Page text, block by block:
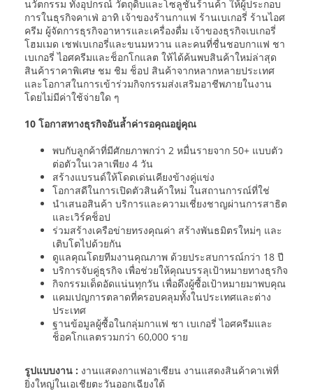
นวัตกรรม ทั้งอุปกรณ์ วัตถุดิบและโซลูชั่นร้านค้า ให้ผู้ประกอบ
การในธุรกิจคาเฟ่ อาทิ เจ้าของร้านกาแฟ ร้านเบเกอรี่ ร้านไอศ
ครีม ผู้จัดการธุรกิจอาหารและเครื่องดื่ม เจ้าของธุรกิจเบเกอรี่
โฮมเมด เชฟเบเกอรี่และขนมหวาน และคนที่ชื่นชอบกาแฟ ชา
เบเกอรี่ ไอศครีมและช็อกโกแลต ให้ได้ค้นพบสินค้าใหม่ล่าสุด
สินค้าราคาพิเศษ ชม ชิม ช็อป สินค้าจากหลากหลายประเทศ
และโอกาสในการเข้าร่วมกิจกรรมส่งเสริมอาชีพภายในงาน
โดยไม่มีค่าใช้จ่ายใด ๆ
10 โอกาสทางธุรกิจอันล้ำค่ารอคุณอยู่คุณ
พบกับลูกค้าที่มีศักยภาพกว่า 2 หมื่นรายจาก 50+ แบบตัว
ต่อตัวในเวลาเพียง 4 วัน
สร้างแบรนด์ให้โดดเด่นเคียงข้างคู่แข่ง
โอกาสดีในการเปิดตัวสินค้าใหม่ ในสถานการณ์ที่ใช่
นำเสนอสินค้า บริการและความเชี่ยงชาญผ่านการสาธิต
และเวิร์คช็อป
ร่วมสร้างเครือข่ายทรงคุณค่า สร้างพันธมิตรใหม่ๆ และ
เติบโตไปด้วยกัน
ดูแลคุณโดยทีมงานคุณภาพ ด้วยประสบการณ์กว่า 18 ปี
บริการจับคู่ธุรกิจ เพื่อช่วยให้คุณบรรลุเป้าหมายทางธุรกิจ
กิจกรรมเด็ดอัดแน่นทุกวัน เพื่อดึงผู้ซื้อเป้าหมายมาพบคุณ
แคมเปญการตลาดที่ครอบคลุมทั้งในประเทศและต่าง
ประเทศ
ฐานข้อมูลผู้ซื้อในกลุ่มกาแฟ ชา เบเกอรี่ ไอศครีมและ
ช็อคโกแลตรวมกว่า 60,000 ราย
รูปแบบงาน : งานแสดงกาแฟอาเซียน งานแสดงสินค้าคาเฟ่ที่
ยิ่งใหญ่ในเอเชียตะวันออกเฉียงใต้